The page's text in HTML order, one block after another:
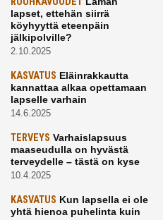
lapset, ettehän siirrä
köyhyyttä eteenpäin
jälkipolville?
2.10.2025
KASVATUS Eläinrakkautta
kannattaa alkaa opettamaan
lapselle varhain
14.6.2025
TERVEYS Varhaislapsuus
maaseudulla on hyvästä
terveydelle – tästä on kyse
10.4.2025
KASVATUS Kun lapsella ei ole
yhtä hienoa puhelinta kuin